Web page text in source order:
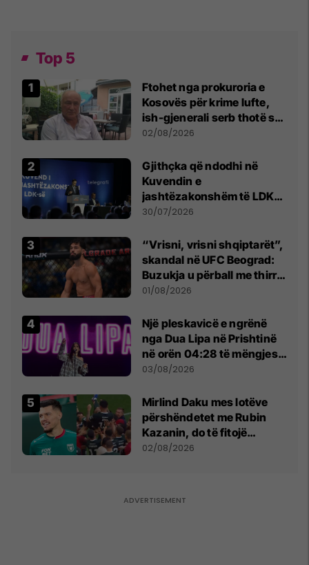
Top 5
Ftohet nga prokuroria e
Kosovës për krime lufte,
ish-gjenerali serb thotë se
dikush e tradhtoi në
02/08/2026
Gjithçka që ndodhi në
Kuvendin e
jashtëzakonshëm të LDK-
së
30/07/2026
“Vrisni, vrisni shqiptarët”,
skandal në UFC Beograd:
Buzukja u përball me thirrje
anti-shqiptare nga
01/08/2026
Një pleskavicë e ngrënë
nga Dua Lipa në Prishtinë
në orën 04:28 të mëngjesit
- dhe bota digjitale serbe
03/08/2026
Mirlind Daku mes lotëve
përshëndetet me Rubin
Kazanin, do të fitojë
miliona te Spartak Moska
02/08/2026